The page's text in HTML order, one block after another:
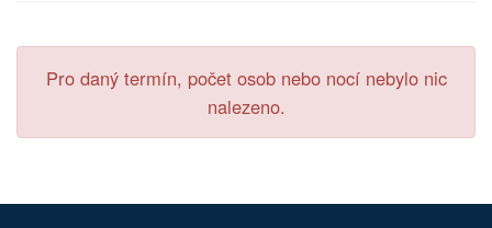
Pro daný termín, počet osob nebo nocí nebylo nic
nalezeno.